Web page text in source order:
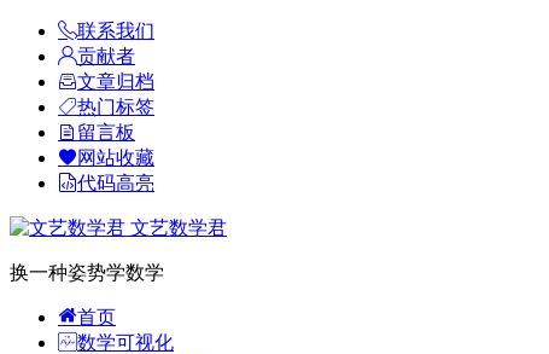
联系我们
贡献者
文章归档
热门标签
留言板
网站收藏
代码高亮
文艺数学君
换一种姿势学数学
首页
数学可视化